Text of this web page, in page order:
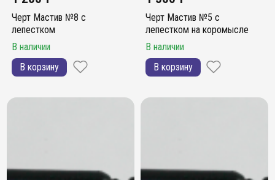
Черт Мастив №8 с
лепестком
В наличии
В корзину
Черт Мастив №5 с
лепестком на коромысле
В наличии
В корзину